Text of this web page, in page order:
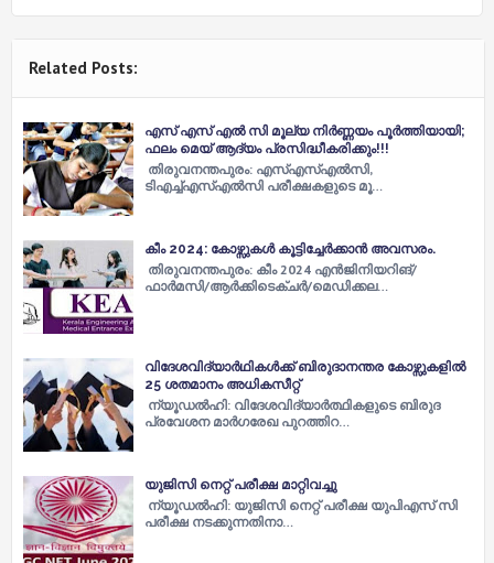
Related Posts:
എസ് എസ് എൽ സി മൂല്യ നിർണ്ണയം പൂർത്തിയായി;
ഫലം മെയ് ആദ്യം പ്രസിദ്ധീകരിക്കും!!!
തിരുവനന്തപുരം: എസ്‌എസ്‌എല്‍സി,
ടിഎച്ച്‌എസ്‌എല്‍സി പരീക്ഷകളുടെ മൂ…
കീം 2024: കോഴ്സുകൾ കൂട്ടിച്ചേർക്കാൻ അവസരം.
തിരുവനന്തപുരം: കീം 2024 എൻജിനിയറിങ്/
ഫാർമസി/ആർക്കിടെക്ചർ/മെഡിക്കല…
വിദേശവിദ്യാർഥികള്‍ക്ക് ബിരുദാനന്തര കോഴ്സുകളില്‍
25 ശതമാനം അധികസീറ്റ്
ന്യൂഡല്‍ഹി: വിദേശവിദ്യാർത്ഥികളുടെ ബിരുദ
പ്രവേശന മാർഗരേഖ പുറത്തിറ…
യുജിസി നെറ്റ് പരീക്ഷ മാറ്റിവച്ചു
ന്യൂഡല്‍ഹി: യുജിസി നെറ്റ് പരീക്ഷ യുപിഎസ് സി
പരീക്ഷ നടക്കുന്നതിനാ…